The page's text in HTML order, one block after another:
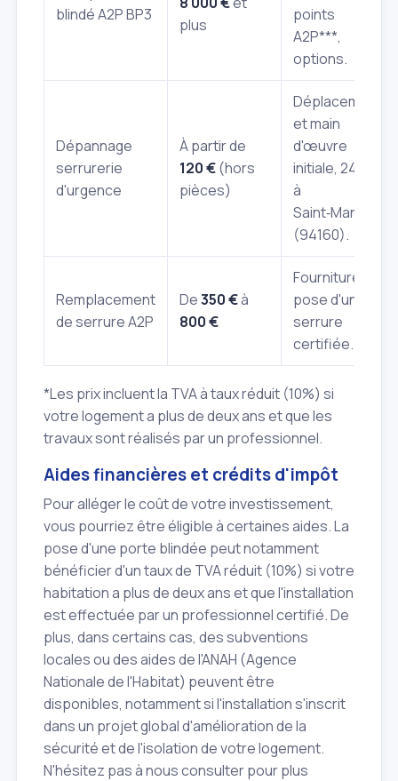
blindé A2P BP3
plus
points
A2P***,
options.
Dépannage
serrurerie
d'urgence
À partir de
120 €(hors
pièces)
Déplacement
et main
d'œuvre
initiale, 24h/7j
à
Saint‑Mandé
(94160).
Remplacement
de serrure A2P
De350 €à
800 €
Fourniture et
pose d'une
serrure
certifiée.
*Les prix incluent la TVA à taux réduit (10%) si
votre logement a plus de deux ans et que les
travaux sont réalisés par un professionnel.
Aides financières et crédits d'impôt
Pour alléger le coût de votre investissement,
vous pourriez être éligible à certaines aides. La
pose d'une porte blindée peut notamment
bénéficier d'un taux de TVA réduit (10%) si votre
habitation a plus de deux ans et que l'installation
est effectuée par un professionnel certifié. De
plus, dans certains cas, des subventions
locales ou des aides de l'ANAH (Agence
Nationale de l'Habitat) peuvent être
disponibles, notamment si l'installation s'inscrit
dans un projet global d'amélioration de la
sécurité et de l'isolation de votre logement.
N'hésitez pas à nous consulter pour plus